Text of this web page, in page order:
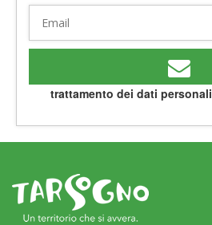
trattamento dei dati personali